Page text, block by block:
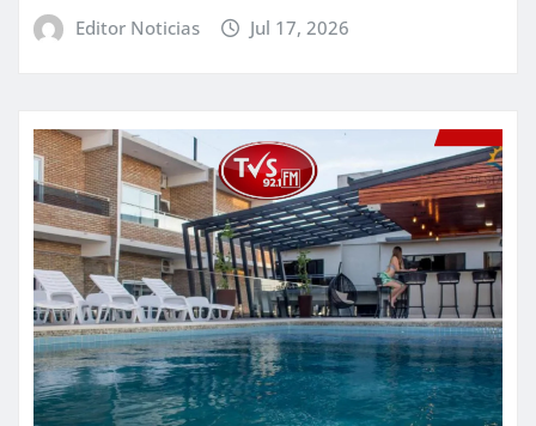
Editor Noticias Jul 17, 2026